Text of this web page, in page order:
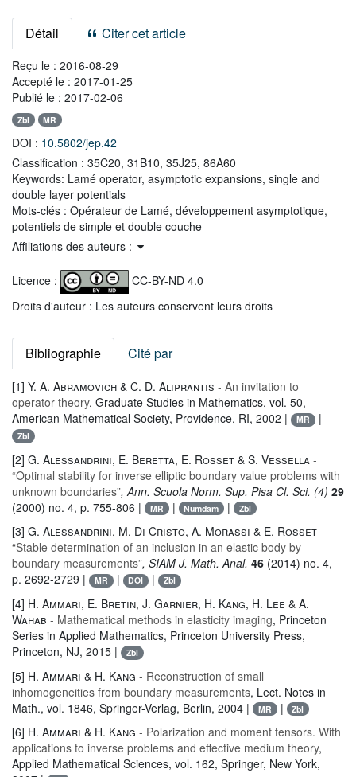
Détail Citer cet article
Reçu le : 2016-08-29
Accepté le : 2017-01-25
Publié le : 2017-02-06
Zbl MR
DOI : 10.5802/jep.42
Classification : 35C20, 31B10, 35J25, 86A60
Keywords: Lamé operator, asymptotic expansions, single and
double layer potentials
Mots-clés : Opérateur de Lamé, développement asymptotique,
potentiels de simple et double couche
Affiliations des auteurs :
Licence :
CC-BY-ND 4.0
Droits d'auteur : Les auteurs conservent leurs droits
Bibliographie Cité par
[1] Y. A. Abramovich & C. D. Aliprantis - An invitation to
operator theory, Graduate Studies in Mathematics, vol. 50,
American Mathematical Society, Providence, RI, 2002 |
MR |
Zbl
[2] G. Alessandrini, E. Beretta, E. Rosset & S. Vessella -
“Optimal stability for inverse elliptic boundary value problems with
unknown boundaries”, Ann. Scuola Norm. Sup. Pisa Cl. Sci. (4) 29
(2000) no. 4, p. 755-806 |
MR | Numdam | Zbl
[3] G. Alessandrini, M. Di Cristo, A. Morassi & E. Rosset -
“Stable determination of an inclusion in an elastic body by
boundary measurements”, SIAM J. Math. Anal. 46 (2014) no. 4,
p. 2692-2729 |
MR | DOI | Zbl
[4] H. Ammari, E. Bretin, J. Garnier, H. Kang, H. Lee & A.
Wahab - Mathematical methods in elasticity imaging, Princeton
Series in Applied Mathematics, Princeton University Press,
Princeton, NJ, 2015 |
Zbl
[5] H. Ammari & H. Kang - Reconstruction of small
inhomogeneities from boundary measurements, Lect. Notes in
Math., vol. 1846, Springer-Verlag, Berlin, 2004 | MR | Zbl
[6] H. Ammari & H. Kang - Polarization and moment tensors. With
applications to inverse problems and effective medium theory,
Applied Mathematical Sciences, vol. 162, Springer, New York,